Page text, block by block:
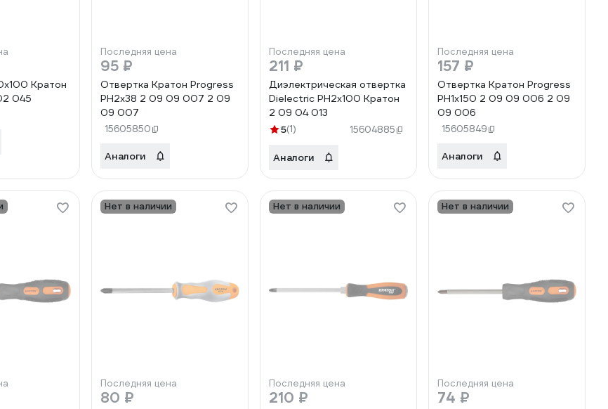
Кратон
045
Последняя цена
95 ₽
Отвертка Кратон Progress
PH2x38 2 09 09 007 2 09
09 007
15605850
Аналоги
Последняя цена
211 ₽
Диэлектрическая отвертка
Dielectric PH2х100 Кратон
2 09 04 013
5(1) 15604885
Аналоги
Последняя цена
157 ₽
Отвертка Кратон Progress
PH1x150 2 09 09 006 2 09
09 006
15605849
Аналоги
Нет в наличии
Последняя цена
80 ₽
Нет в наличии
Последняя цена
210 ₽
Нет в наличии
Последняя цена
74 ₽